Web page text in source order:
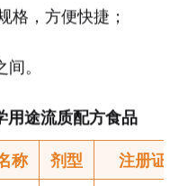
格，方便快捷；
。
用途流质配方食品
称 剂型 注册证号